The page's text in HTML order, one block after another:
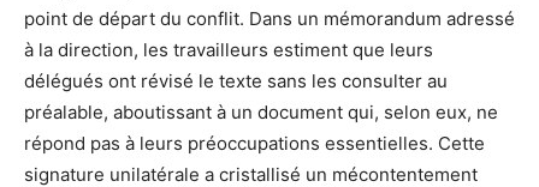
point de départ du conflit. Dans un mémorandum adressé
à la direction, les travailleurs estiment que leurs
délégués ont révisé le texte sans les consulter au
préalable, aboutissant à un document qui, selon eux, ne
répond pas à leurs préoccupations essentielles. Cette
signature unilatérale a cristallisé un mécontentement